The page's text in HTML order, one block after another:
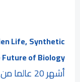
Life, Synthetic
of Biology
أشهر 20 عالما من بلاد ما وراء النهر